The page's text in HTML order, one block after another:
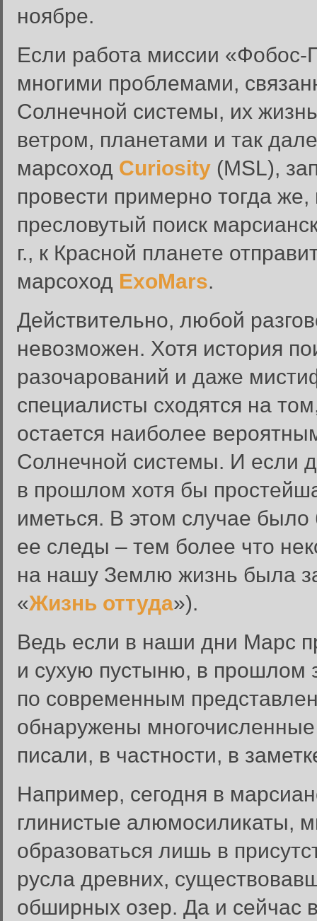
ноябре.
Если работа миссии «Фобос-
многими проблемами,
Солнечной системы, их
ветром, планетами и так
марсоход Curiosity (MSL),
провести примерно тогда
пресловутый поиск
г., к Красной планете
марсоход ExoMars.
Действительно, любой
невозможен. Хотя история
разочарований и даже
специалисты сходятся на
остается наиболее
Солнечной системы. И если
в прошлом хотя бы
иметься. В этом случае
ее следы – тем более что
на нашу Землю жизнь была
«Жизнь оттуда»).
Ведь если в наши дни Марс
и сухую пустыню, в прошлом
по современным
обнаружены
писали, в частности, в
Например, сегодня в
глинистые алюмосиликаты,
образоваться лишь в
русла древних,
обширных озер. Да и сейчас